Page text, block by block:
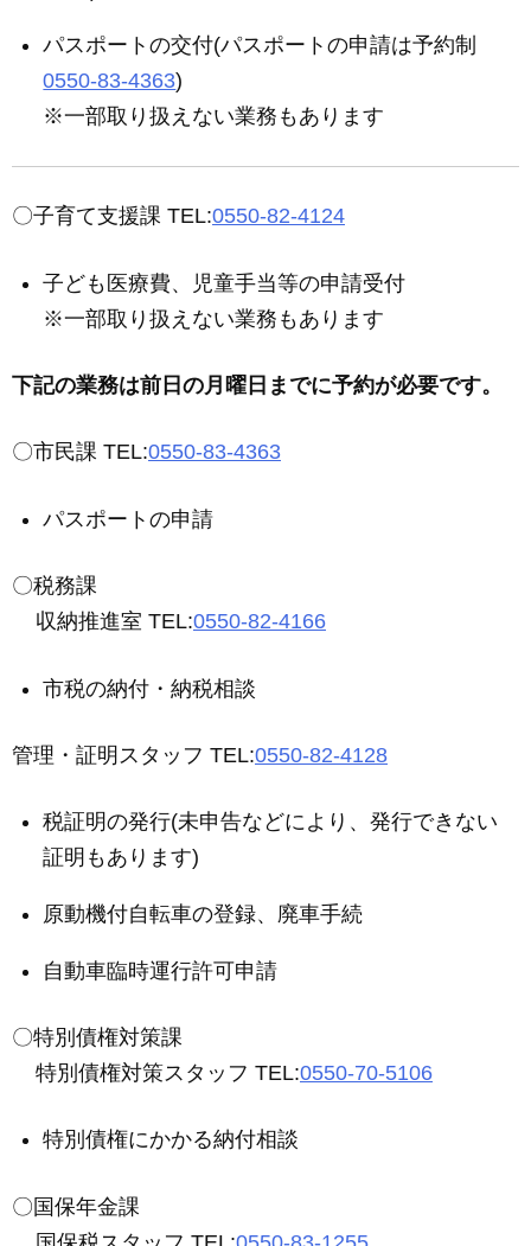
パスポートの交付(パスポートの申請は予約制
0550-83-4363)
※一部取り扱えない業務もあります
〇子育て支援課 TEL:0550-82-4124
子ども医療費、児童手当等の申請受付
※一部取り扱えない業務もあります
下記の業務は前日の月曜日までに予約が必要です。
〇市民課 TEL:0550-83-4363
パスポートの申請
〇税務課
収納推進室 TEL:0550-82-4166
市税の納付・納税相談
管理・証明スタッフ TEL:0550-82-4128
税証明の発行(未申告などにより、発行できない
証明もあります)
原動機付自転車の登録、廃車手続
自動車臨時運行許可申請
〇特別債権対策課
特別債権対策スタッフ TEL:0550-70-5106
特別債権にかかる納付相談
〇国保年金課